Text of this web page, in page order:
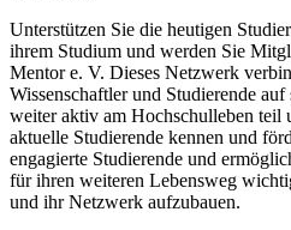
Unterstützen Sie die heutigen
ihrem Studium und werden Sie
Mentor e. V. Dieses Netzwerk
Wissenschaftler und Studierende
weiter aktiv am Hochschulleben teil
aktuelle Studierende kennen und
engagierte Studierende und
für ihren weiteren Lebensweg
und ihr Netzwerk aufzubauen.